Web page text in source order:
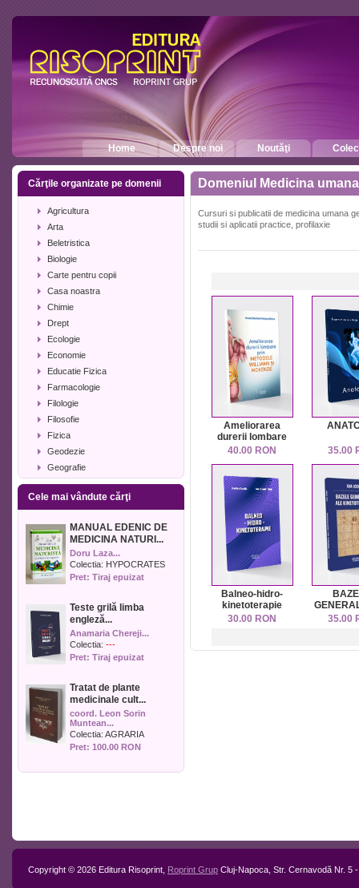
Home Despre noi Noutăţi
Cărţile organizate pe domenii
Agricultura
Arta
Beletristica
Biologie
Carte pentru copii
Casa noastra
Chimie
Drept
Ecologie
Economie
Educatie Fizica
Farmacologie
Filologie
Filosofie
Fizica
Geodezie
Geografie
Geologie
Industrie alimentara
Istorie
Istorie literara
Lexicologie
Management
Matematica
Media
Medicina umana
Medicina veterinara
Muzica
Pedagogie
Politica
Psihologie
Sport
Cele mai vândute cărţi
MANUAL EDENIC DE
MEDICINA NATURI...
Doru Laza...
Colectia: HYPOCRATES
Pret: Tiraj epuizat
Teste grilă limba
engleză...
Anamaria Chereji...
Colectia: ---
Pret: Tiraj epuizat
Tratat de plante
medicinale cult...
coord. Leon Sorin
Muntean...
Colectia: AGRARIA
Pret: 100.00 RON
Domeniul Medicina umana
Cursuri si publicatii de medicina umana
studii si aplicatii practice, profilaxie
Ameliorarea
durerii lombare
prin metodele
40.00 RON 35.00
Balneo-hidro-
kinetoterapie
30.00 RON
35.00
Copyright © 2026 Editura Risoprint, Roprint Grup Cluj-Napoca, Str. Cernavodă Nr. 5